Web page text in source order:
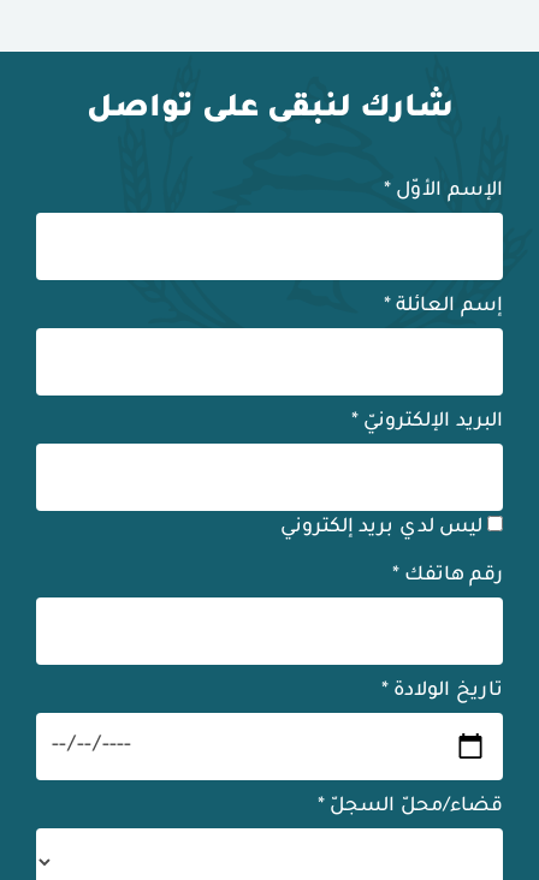
شارك لنبقى على تواصل
الإسم الأوّل *
إسم العائلة *
البريد الإلكترونيّ *
ليس لدي بريد إلكتروني
رقم هاتفك *
تاريخ الولادة *
قضاء/محلّ السجلّ *